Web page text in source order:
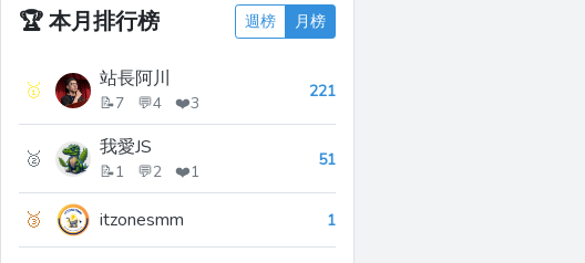
🏆本月排行榜 週榜 月榜
🥇 站長阿川
📝7 💬4 ❤️3
221
🥈 我愛JS
📝1 💬2 ❤️1
51
🥉 itzonesmm 1